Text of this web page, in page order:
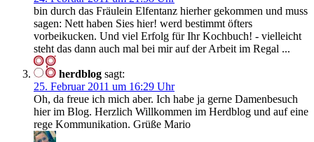
bin durch das Fräulein Elfentanz hierher gekommen und muss
sagen: Nett haben Sies hier! werd bestimmt öfters
vorbeikucken. Und viel Erfolg für Ihr Kochbuch! - vielleicht
steht das dann auch mal bei mir auf der Arbeit im Regal ...
herdblog sagt:
25. Februar 2011 um 16:29 Uhr
Oh, da freue ich mich aber. Ich habe ja gerne Damenbesuch
hier im Blog. Herzlich Willkommen im Herdblog und auf eine
rege Kommunikation. Grüße Mario